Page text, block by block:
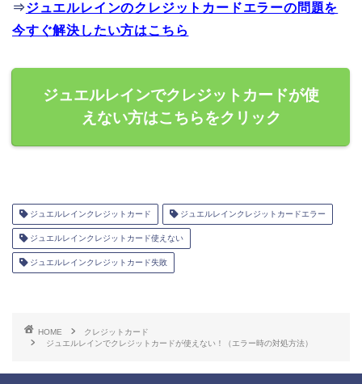
⇒ジュエルレインのクレジットカードエラーの問題を
今すぐ解決したい方はこちら
ジュエルレインでクレジットカードが使
えない方はこちらをクリック
ジュエルレインクレジットカード ジュエルレインクレジットカードエラー
ジュエルレインクレジットカード使えない
ジュエルレインクレジットカード失敗
HOME
クレジットカード
ジュエルレインでクレジットカードが使えない！（エラー時の対処方法）